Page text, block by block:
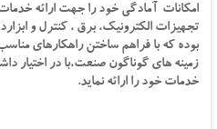
امکانات آمادگی خود را جهت ارائه
تجهیزات الکترونیک، برق ، کنترل و
بوده که با فراهم ساختن راهکارهای
زمینه های گوناگون صنعت،با در اختیار
خدمات خود را ارائه نماید.